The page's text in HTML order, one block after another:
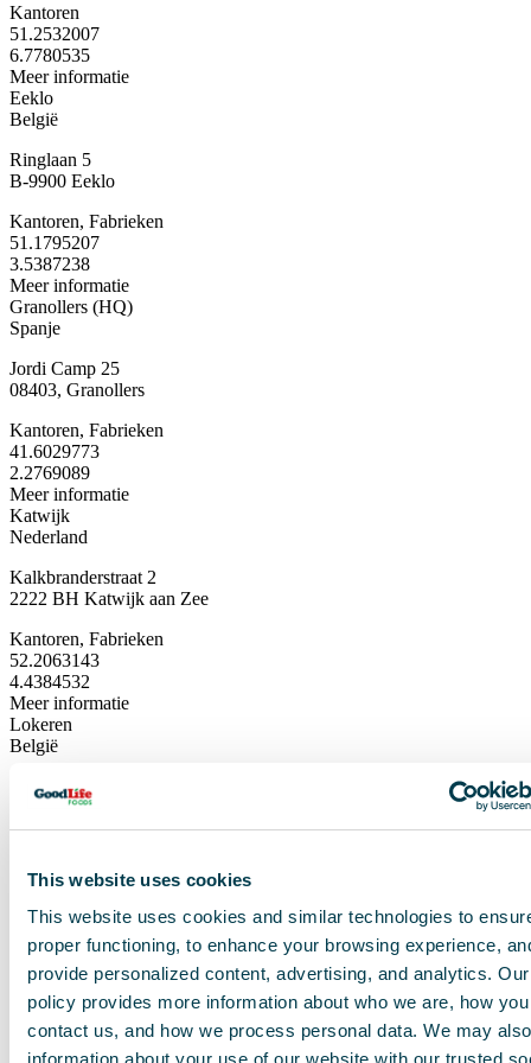
This website uses cookies
This website uses cookies and similar technologies to
proper functioning, to enhance your browsing experience,
provide personalized content, advertising, and analytics.
policy provides more information about who we are, how
contact us, and how we process personal data. We may
information about your use of our website with our trusted
Kantoren
51.2532007
6.7780535
Meer informatie
Eeklo
België
Ringlaan 5
B-9900 Eeklo
Kantoren, Fabrieken
51.1795207
3.5387238
Meer informatie
Granollers (HQ)
Spanje
Jordi Camp 25
08403, Granollers
Kantoren, Fabrieken
41.6029773
2.2769089
Meer informatie
Katwijk
Nederland
Kalkbranderstraat 2
2222 BH Katwijk aan Zee
Kantoren, Fabrieken
52.2063143
4.4384532
Meer informatie
Lokeren
België
Mosten 5
9160 Lokeren
51.0804003
3.995858
Meer informatie
Denemarken
Delfinvej 3
5800 Nyborg
Kantoren, Fabrieken